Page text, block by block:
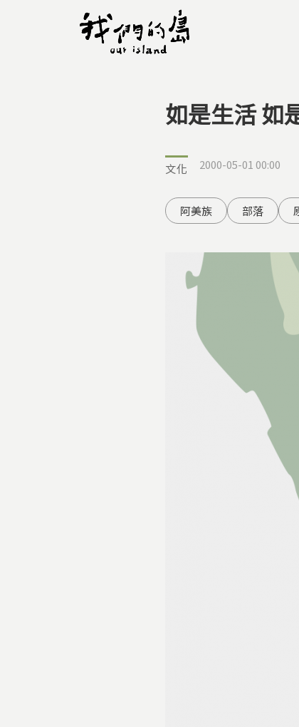
您在這裡
如是生活 如
文化 2000-05-01 00:00
阿美族 部落